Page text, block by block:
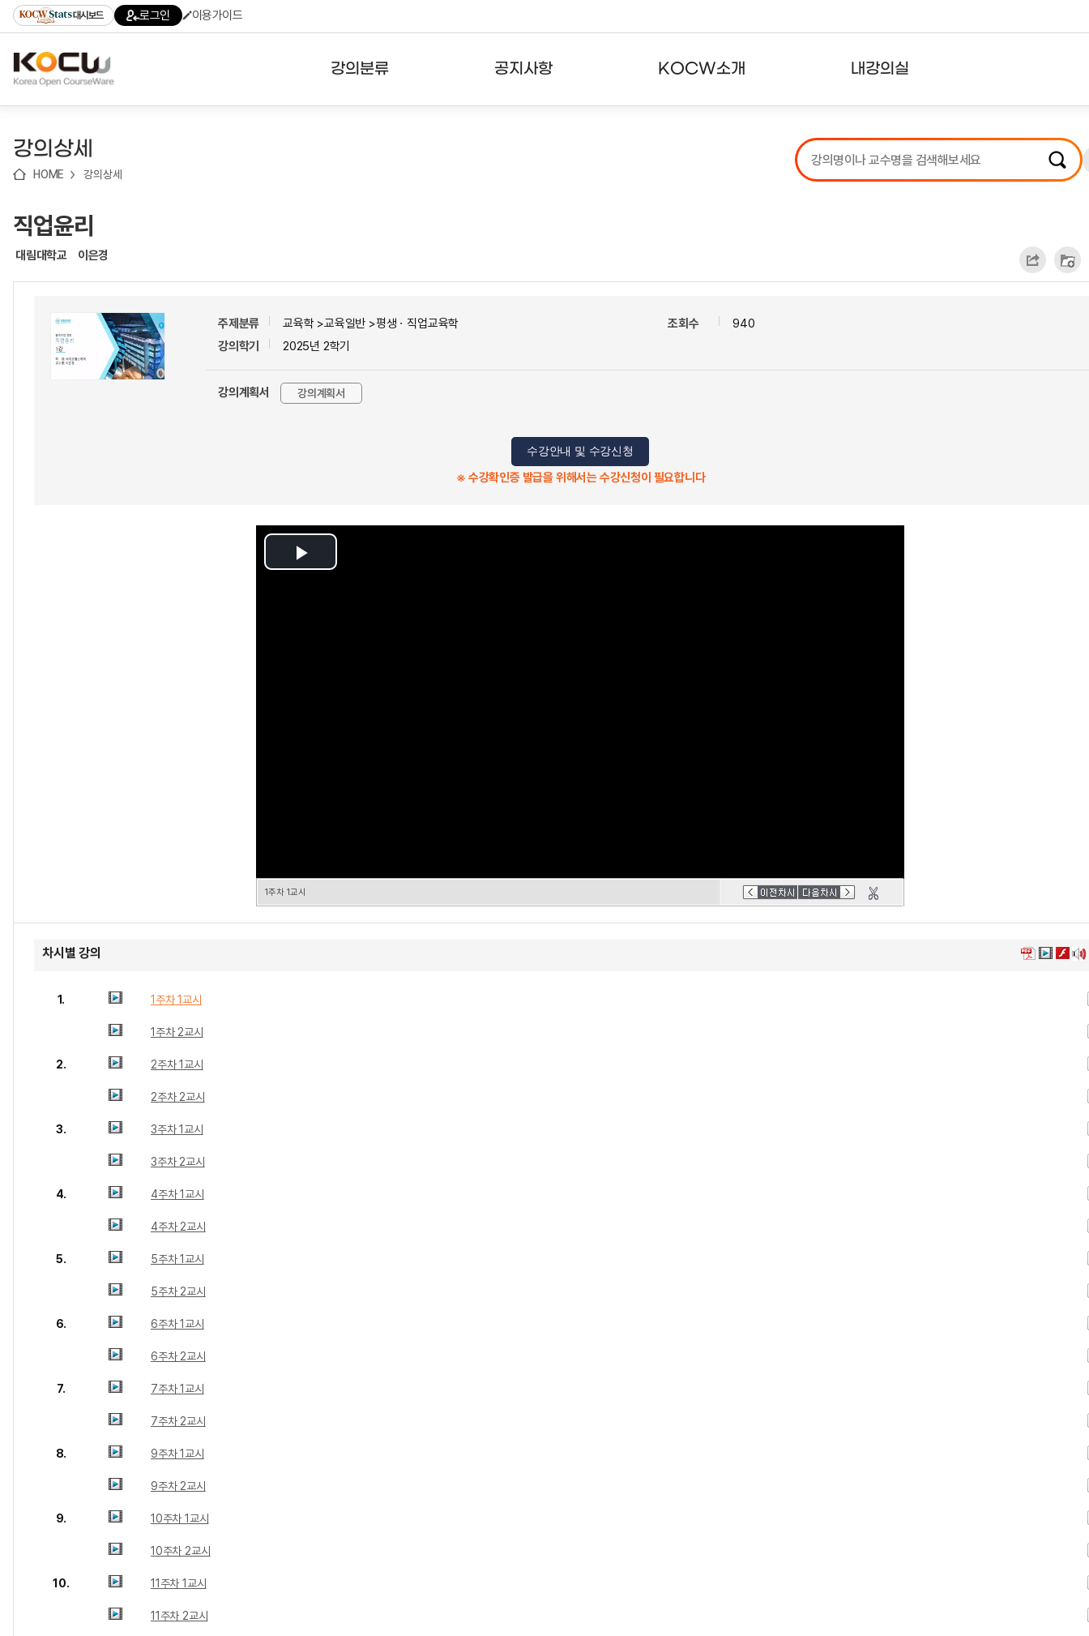
기
기
기
content)
가
대시보드 로그인 이용가이드
강의분류 공지사항 KOCW소개 내강의실
강의리스트
수강확인증강의
강의상세
HOME 강의상세
직업윤리
대림대학교 이은경
주제분류
교육학 >교육일반 >평생ㆍ직업교육학
강의학기
2025년 2학기
조회수 940
강의계획서 강의계획서
수강안내 및 수강신청
※ 수강확인증 발급을 위해서는 수강신청이 필요합니다
Play
1주차 1교시
차시별 강의
1. 1주차 1교시
1주차 2교시
2. 2주차 1교시
2주차 2교시
3. 3주차 1교시
3주차 2교시
4. 4주차 1교시
4주차 2교시
5. 5주차 1교시
5주차 2교시
6. 6주차 1교시
6주차 2교시
7. 7주차 1교시
7주차 2교시
8. 9주차 1교시
9주차 2교시
9. 10주차 1교시
10주차 2교시
10. 11주차 1교시
11주차 2교시